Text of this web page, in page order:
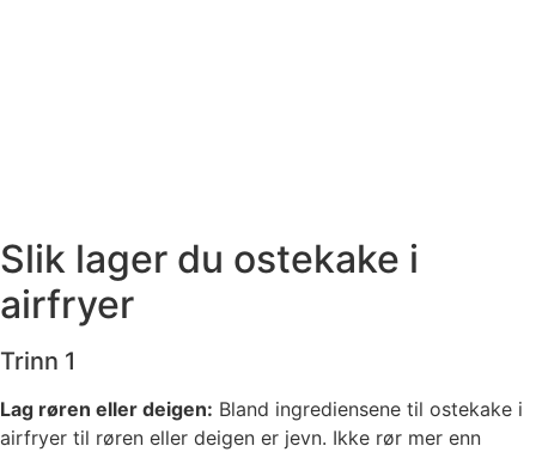
Slik lager du ostekake i
airfryer
Trinn 1
Lag røren eller deigen: Bland ingrediensene til ostekake i
airfryer til røren eller deigen er jevn. Ikke rør mer enn